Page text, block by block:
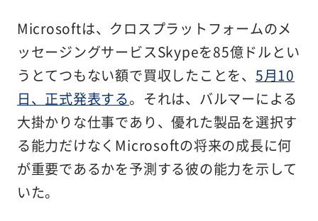
Microsoftは、クロスプラットフォームのメ
ッセージングサービスSkypeを85億ドルとい
うとてつもない額で買収したことを、 5月10
日、正式発表する。それは、バルマーによる
大掛かりな仕事であり、優れた製品を選択す
る能力だけなくMicrosoftの将来の成長に何
が重要であるかを予測する彼の能力を示して
いた。